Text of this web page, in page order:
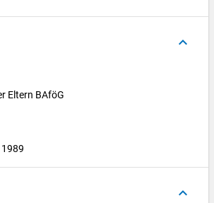
keyboard_arrow_up
Eltern BAföG
keyboard_arrow_up